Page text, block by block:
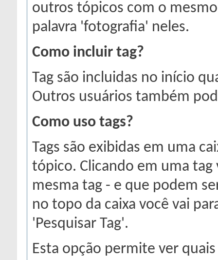
outros tópicos com o
palavra 'fotografia' neles.
Como incluir tag?
Tag são incluidas no início
Outros usuários também
Como uso tags?
Tags são exibidas em uma
tópico. Clicando em uma
mesma tag - e que podem
no topo da caixa você vai
'Pesquisar Tag'.
Esta opção permite ver